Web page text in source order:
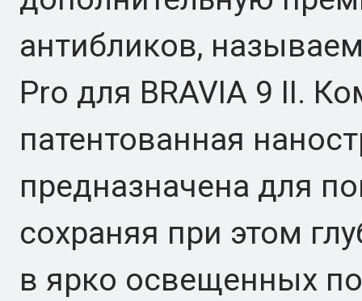
антибликов,
Pro для BRAVIA 9 II.
патентованная
предназначена для
сохраняя при этом
в ярко освещенных